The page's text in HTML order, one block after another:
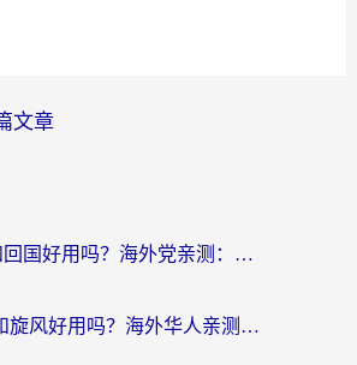
文章
雷神手游和回国好用吗？海外党亲测：选对加速器才能无缝刷剧打游戏
Quickback和旋风好用吗？海外华人亲测：选对回国加速器才能无缝看央视5